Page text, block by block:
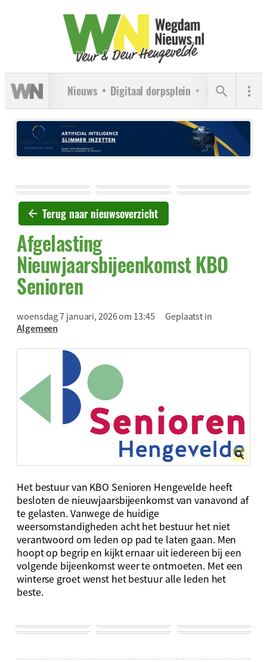
Nieuws Digitaal dorpsplein Verenigingen
Terug naar nieuwsoverzicht
Afgelasting
Nieuwjaarsbijeenkomst KBO
Senioren
woensdag 7 januari, 2026 om 13:45
Geplaatst in
Algemeen
Het bestuur van KBO Senioren Hengevelde heeft
besloten de nieuwjaarsbijeenkomst van vanavond af
te gelasten. Vanwege de huidige
weersomstandigheden acht het bestuur het niet
verantwoord om leden op pad te laten gaan. Men
hoopt op begrip en kijkt ernaar uit iedereen bij een
volgende bijeenkomst weer te ontmoeten. Met een
winterse groet wenst het bestuur alle leden het
beste.